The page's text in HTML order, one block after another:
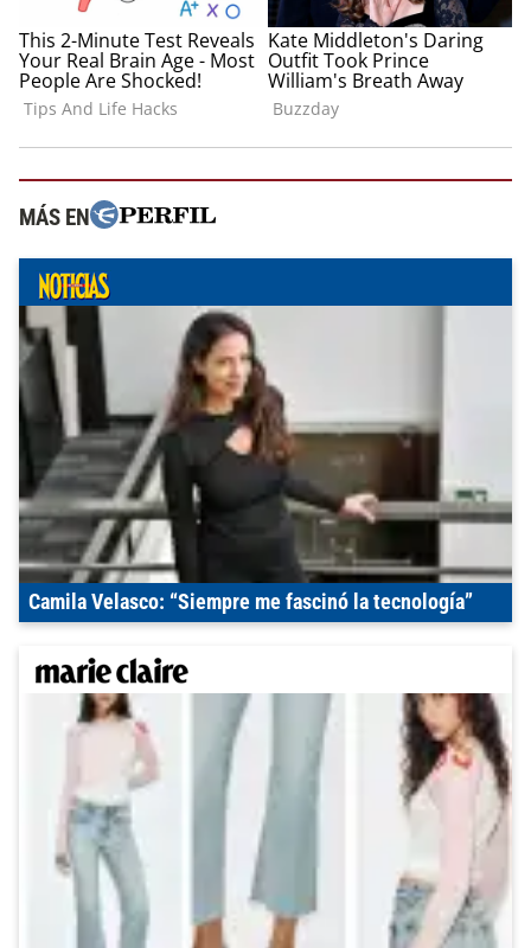
MÁS EN
Camila Velasco: “Siempre me fascinó la tecnología”